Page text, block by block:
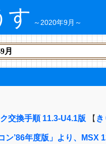
す ～2020年9月～
月
交換手順 11.3-U4.1版 【
ン’86年度版」より、MSX